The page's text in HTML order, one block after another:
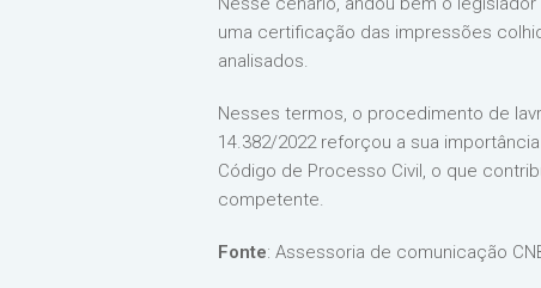
uma certificação das impressões
analisados.
Nesses termos, o procedimento de
14.382/2022 reforçou a sua
Código de Processo Civil, o que
competente.
Fonte: Assessoria de comunicação